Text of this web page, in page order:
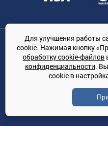
Общество с ограниченной
1167847364079, 197022, г.
КЛИМАТПРОФ.ONLINE -
климатической
© Сайт
Политика
Для улучшения работы
cookie. Нажимая кнопку
обработку cookie-файлов
конфиденциальности.
cookie в